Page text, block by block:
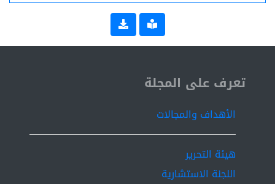
ISSN 2519-9854
تعرف على المجلة
الأهداف والمجالات
هيئة التحرير
اللجنة الاستشارية